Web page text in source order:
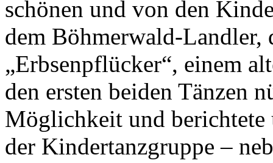
schönen und von den
dem Böhmerwald-
„Erbsenpflücker“, einem
den ersten beiden Tänzen
Möglichkeit und
der Kindertanzgruppe –